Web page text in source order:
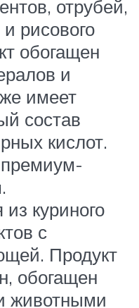
отрубей,
рисового
обогащен
и
имеет
состав
кислот.
куриного
с
Продукт
обогащен
животными